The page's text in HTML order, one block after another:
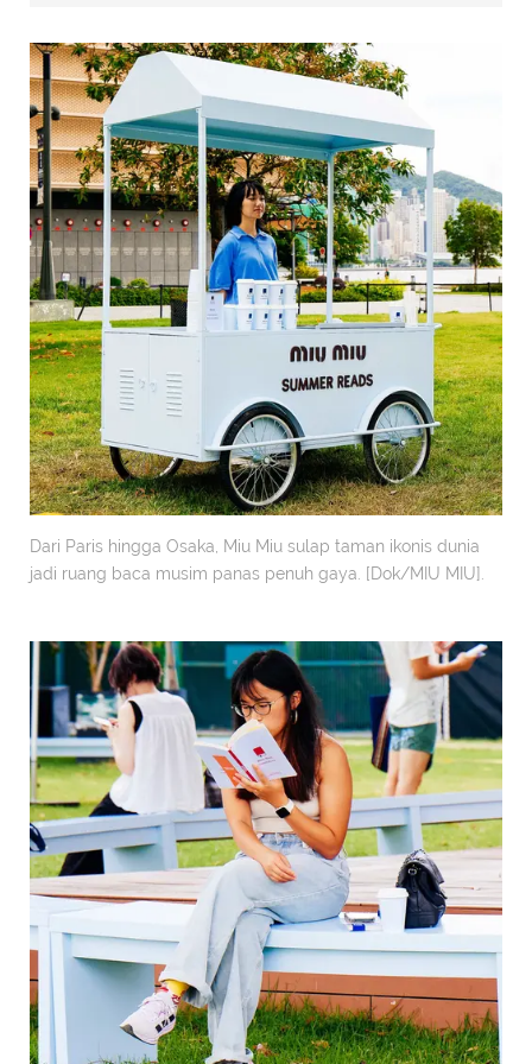
Dari Paris hingga Osaka, Miu Miu sulap taman ikonis dunia
jadi ruang baca musim panas penuh gaya. [Dok/MIU MIU].